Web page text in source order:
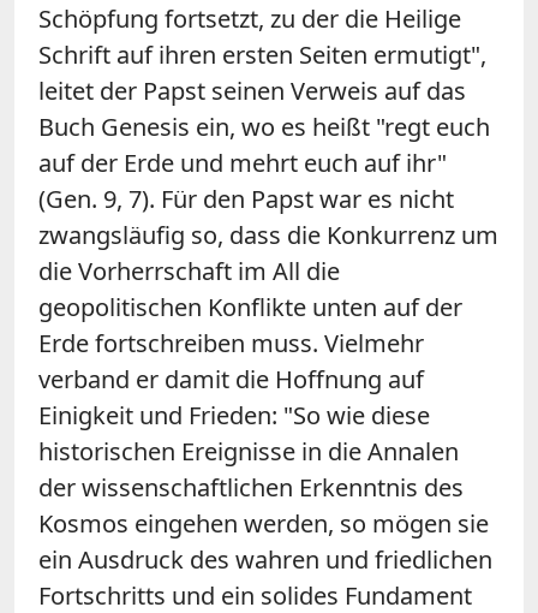
Schöpfung fortsetzt, zu der die Heilige
Schrift auf ihren ersten Seiten ermutigt",
leitet der Papst seinen Verweis auf das
Buch Genesis ein, wo es heißt "regt euch
auf der Erde und mehrt euch auf ihr"
(Gen. 9, 7). Für den Papst war es nicht
zwangsläufig so, dass die Konkurrenz um
die Vorherrschaft im All die
geopolitischen Konflikte unten auf der
Erde fortschreiben muss. Vielmehr
verband er damit die Hoffnung auf
Einigkeit und Frieden: "So wie diese
historischen Ereignisse in die Annalen
der wissenschaftlichen Erkenntnis des
Kosmos eingehen werden, so mögen sie
ein Ausdruck des wahren und friedlichen
Fortschritts und ein solides Fundament